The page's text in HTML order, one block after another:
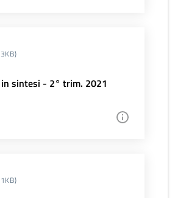
sintesi - 2° trim. 2021